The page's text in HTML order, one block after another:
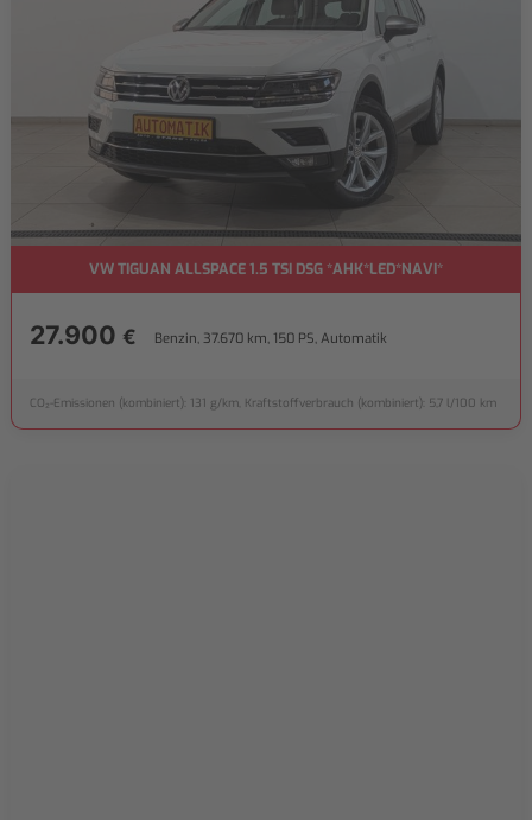
VW TIGUAN ALLSPACE 1.5 TSI DSG *AHK*LED*NAVI*
27.900 € Benzin, 37.670 km, 150 PS, Automatik
CO₂-Emissionen (kombiniert): 131 g/km, Kraftstoffverbrauch (kombiniert): 5,7 l/100 km